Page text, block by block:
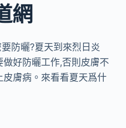
網
防曬?夏天到來烈日炎
好防曬工作,否則皮膚不
膚病。來看看夏天爲什